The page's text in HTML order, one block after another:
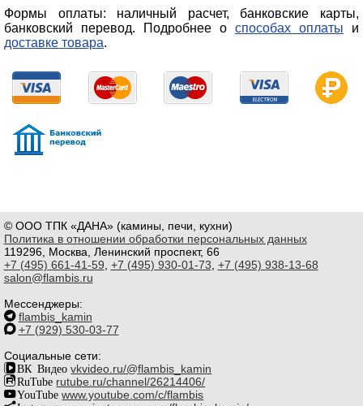
Формы оплаты: наличный расчет, банковские карты,
банковский перевод. Подробнее о способах оплаты и
доставке товара.
© ООО ТПК «ДАНА» (камины, печи, кухни)
Политика в отношении обработки персональных данных
119296, Москва, Ленинский проспект, 66
+7 (495) 661-41-59, +7 (495) 930-01-73, +7 (495) 938-13-68
salon@flambis.ru
Мессенджеры:
flambis_kamin
+7 (929) 530-03-77
Социальные сети:
ВК Видео vkvideo.ru/@flambis_kamin
RuTube rutube.ru/channel/26214406/
YouTube www.youtube.com/c/flambis